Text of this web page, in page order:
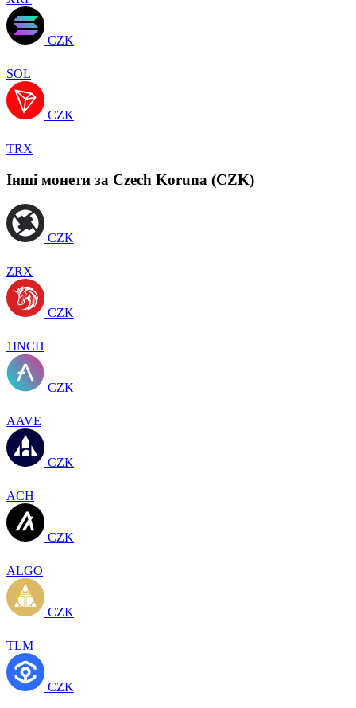
CZK
SOL
CZK
TRX
Інші монети за Czech Koruna (CZK)
CZK
ZRX
CZK
1INCH
CZK
AAVE
CZK
ACH
CZK
ALGO
CZK
TLM
CZK